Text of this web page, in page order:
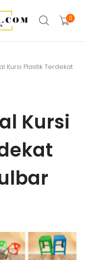
0
Kursi Plastik Terdekat
Kursi